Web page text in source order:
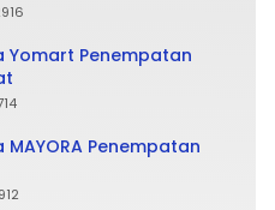
Yomart Penempatan
Penempatan